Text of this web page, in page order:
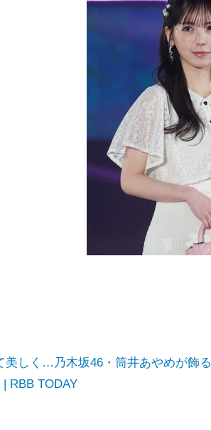
美しく…乃木坂46・筒井あやめが飾る
| RBB TODAY